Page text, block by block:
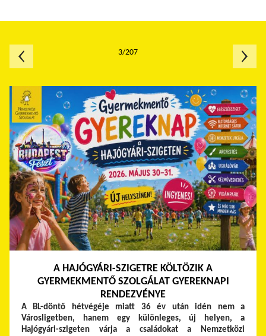
A HAJÓGYÁRI-SZIGETRE KÖLTÖZIK A
GYERMEKMENTŐ SZOLGÁLAT GYEREKNAPI
RENDEZVÉNYE
A BL-döntő hétvégéje miatt 36 év után idén nem a
Városligetben, hanem egy különleges, új helyen, a
Hajógyári-szigeten várja a családokat a Nemzetközi
3/207